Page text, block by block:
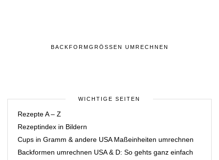
BACKFORMGRÖSSEN UMRECHNEN
WICHTIGE SEITEN
Rezepte A – Z
Rezeptindex in Bildern
Cups in Gramm & andere USA Maßeinheiten umrechnen
Backformen umrechnen USA & D: So gehts ganz einfach